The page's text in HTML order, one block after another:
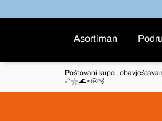
Asortiman
Poštovani kupci,
˖°𓇼🌊⋆🐚🫧